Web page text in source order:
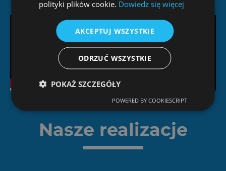
Nasze realizacje
polityki plików cookie. Dowiedz się więcej
AKCEPTUJ WSZYSTKIE
ODRZUĆ WSZYSTKIE
POKAŻ SZCZEGÓŁY
POWERED BY COOKIESCRIPT